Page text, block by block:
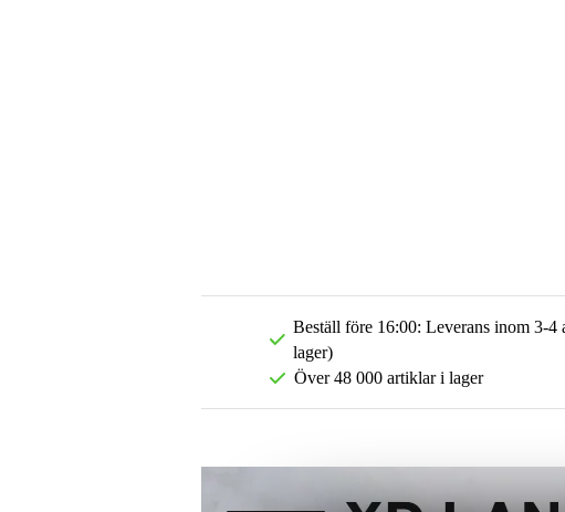
Beställ före 16:00: Leverans inom 3-4
lager)
Över 48 000 artiklar i lager